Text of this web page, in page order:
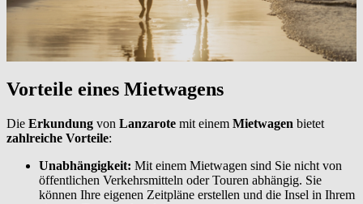
Vorteile eines Mietwagens
Die Erkundung von Lanzarote mit einem Mietwagen bietet
zahlreiche Vorteile:
Unabhängigkeit: Mit einem Mietwagen sind Sie nicht von
öffentlichen Verkehrsmitteln oder Touren abhängig. Sie
können Ihre eigenen Zeitpläne erstellen und die Insel in Ihrem